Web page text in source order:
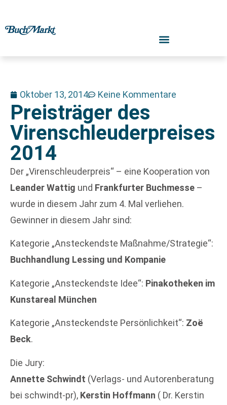
Oktober 13, 2014 Keine Kommentare
Preisträger des
Virenschleuderpreises
2014
Der „Virenschleuderpreis“ – eine Kooperation von
Leander Wattig und Frankfurter Buchmesse –
wurde in diesem Jahr zum 4. Mal verliehen.
Gewinner in diesem Jahr sind:
Kategorie „Ansteckendste Maßnahme/Strategie“:
Buchhandlung Lessing und Kompanie
Kategorie „Ansteckendste Idee“: Pinakotheken im
Kunstareal München
Kategorie „Ansteckendste Persönlichkeit“: Zoë
Beck.
Die Jury:
Annette Schwindt (Verlags- und Autorenberatung
bei schwindt-pr), Kerstin Hoffmann ( Dr. Kerstin